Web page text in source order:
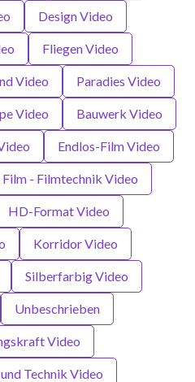
Design Video
Fliegen Video
Video Paradies Video
Video Bauwerk Video
Endlos-Film Video
Film - Filmtechnik Video
HD-Format Video
Korridor Video
Silberfarbig Video
Unbeschrieben
Video
Technik Video